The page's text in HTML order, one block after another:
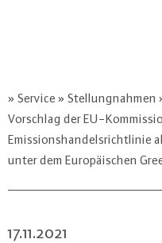
Service Stellungnahmen
Vorschlag der EU-
Emissionshandelsrichtlinie
unter dem Europäischen
17.11.2021